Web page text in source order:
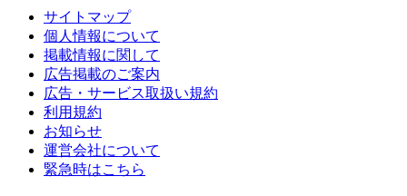
サイトマップ
個人情報について
掲載情報に関して
広告掲載のご案内
広告・サービス取扱い規約
利用規約
お知らせ
運営会社について
緊急時はこちら